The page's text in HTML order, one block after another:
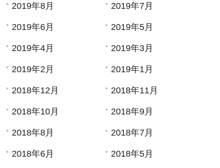
2019年8月 2019年7月
2019年6月 2019年5月
2019年4月 2019年3月
2019年2月 2019年1月
2018年12月 2018年11月
2018年10月 2018年9月
2018年8月 2018年7月
2018年6月 2018年5月